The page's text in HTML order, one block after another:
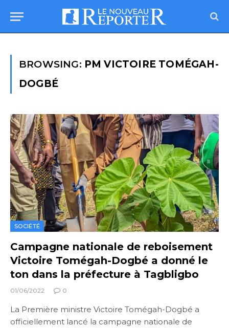
BROWSING: PM VICTOIRE TOMÉGAH-
DOGBÉ
SOCIÉTÉ
Campagne nationale de reboisement
Victoire Tomégah-Dogbé a donné le
ton dans la préfecture à Tagbligbo
01/06/2022 0
La Première ministre Victoire Tomégah-Dogbé a
officiellement lancé la campagne nationale de